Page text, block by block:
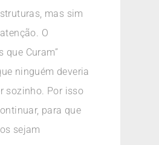
mas sim
O
que Curam”
ninguém deveria
sozinho. Por isso
para que
sejam